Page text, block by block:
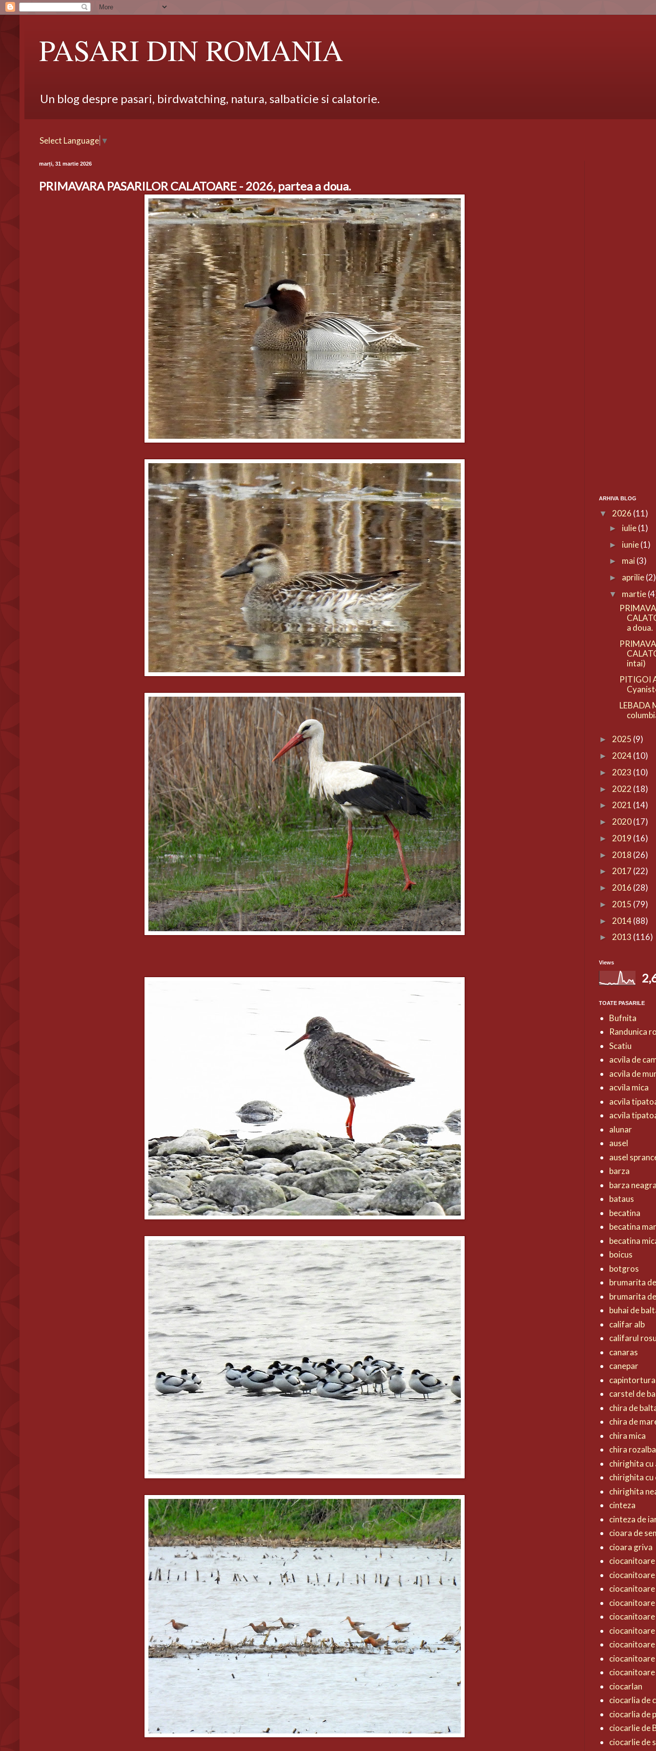
PASARI DIN ROMANIA
Un blog despre pasari, birdwatching, natura, salbaticie si calatorie.
Select Language ▼
marți, 31 martie 2026
PRIMAVARA PASARILOR CALATOARE - 2026, partea a doua.
ARHIVA BLOG
▼ 2026 (11)
► iulie(1)
► iunie(1)
► mai(3)
► aprilie(2)
▼ martie
a doua.
intai)
PITIGOI
LEBADA
► 2025 (9)
► 2024(10)
► 2023 (10)
► 2022 (18)
► 2021 (14)
► 2020(17)
► 2019 (16)
► 2018 (26)
► 2017 (22)
► 2016 (28)
► 2015 (79)
► 2014(88)
► 2013 (116)
Views
TOATE PASARILE
Bufnita
Randunica
Scatiu
acvila de
acvila de
acvila mica
acvila
acvila
alunar
ausel
ausel
barza
barza
bataus
becatina
becatina
becatina
boicus
botgros
brumarita
brumarita
buhai de
califar alb
califarul
canaras
canepar
capintortura
carstel de
chira de
chira de
chira mica
chira rozalba
chirighita cu
chirighita cu
chirighita
cinteza
cinteza de
cioara de
cioara griva
ciocanitoare
ciocarlan
ciocarlia de
ciocarlia de
ciocarlie de
ciocarlie de